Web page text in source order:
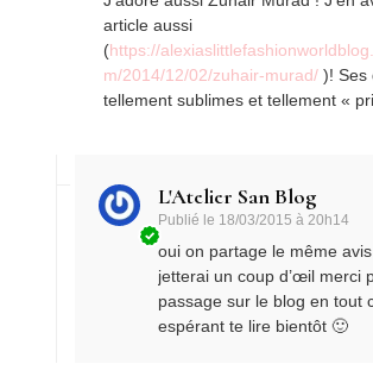
article aussi
(https://
m/2014/12/02/zuhair-murad/ )! Ses
tellement sublimes et tellement «
L'Atelier San Blog
Publié le 18/03/2015 à 20h14
oui on partage le même avis
jetterai un coup d’œil merci
passage sur le blog en tout
espérant te lire bientôt 🙂